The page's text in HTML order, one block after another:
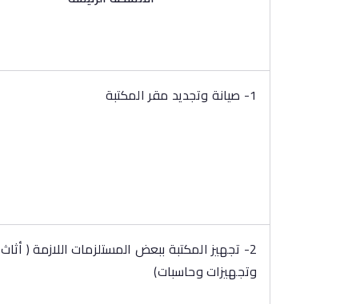
1- صيانة وتجديد مقر المكتبة
2- تجهيز المكتبة ببعض المستلزمات اللازمة ( أثاث
وتجهيزات وحاسبات)